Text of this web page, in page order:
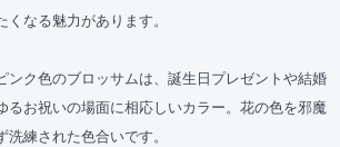
なる魅力があります。
ンク色のブロッサムは、誕生日プレゼントや結婚
るお祝いの場面に相応しいカラー。花の色を邪魔
練された色合いです。